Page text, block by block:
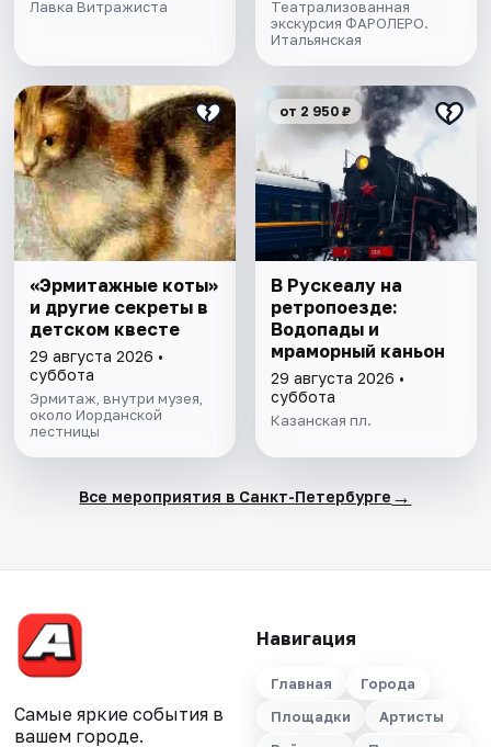
Лавка Витражиста
Театрализованная
экскурсия ФАРОЛЕРО.
Итальянская
«Эрмитажные коты»
и другие секреты в
детском квесте
29 августа 2026 •
суббота
Эрмитаж, внутри музея,
около Иорданской
лестницы
от 2 950 ₽
В Рускеалу на
ретропоезде:
Водопады и
мраморный каньон
29 августа 2026 •
суббота
Казанская пл.
Все мероприятия в Санкт-Петербурге →
Самые яркие события в
вашем городе.
Навигация
Главная
Города
Площадки
Артисты